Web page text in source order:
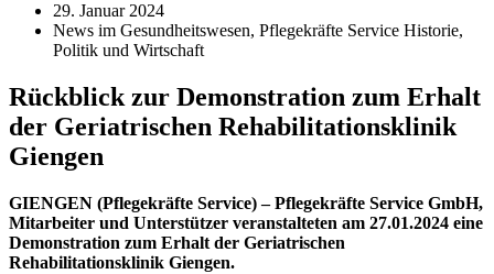
29. Januar 2024
News im Gesundheitswesen, Pflegekräfte Service Historie,
Politik und Wirtschaft
Rückblick zur Demonstration zum Erhalt
der Geriatrischen Rehabilitationsklinik
Giengen
GIENGEN (Pflegekräfte Service) – Pflegekräfte Service GmbH,
Mitarbeiter und Unterstützer veranstalteten am 27.01.2024 eine
Demonstration zum Erhalt der Geriatrischen
Rehabilitationsklinik Giengen.